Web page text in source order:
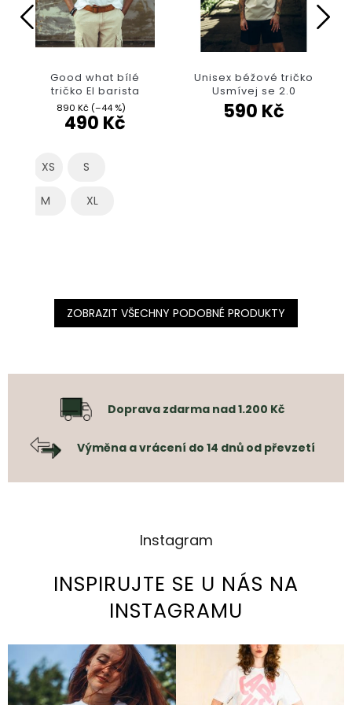
Good what bílé
tričko El barista
890 Kč (–44 %)
490 Kč
XS S
M XL
Unisex béžové tričko
Usmívej se 2.0
590 Kč
ZOBRAZIT VŠECHNY PODOBNÉ PRODUKTY
Doprava zdarma nad 1.200 Kč
Výměna a vrácení do 14 dnů od převzetí
Instagram
INSPIRUJTE SE U NÁS NA
INSTAGRAMU